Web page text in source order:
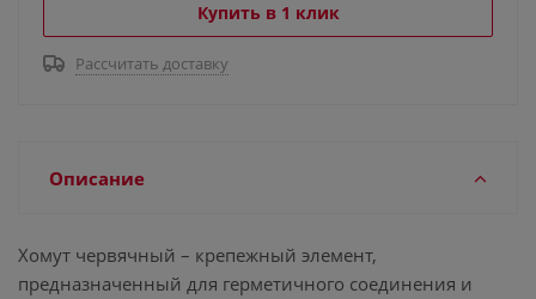
Купить в 1 клик
Рассчитать доставку
Описание
Хомут червячный – крепежный элемент,
предназначенный для герметичного соединения и